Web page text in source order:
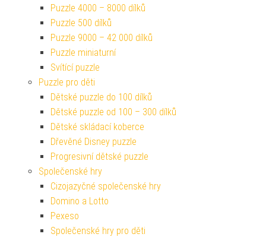
Puzzle 4000 – 8000 dílků
Puzzle 500 dílků
Puzzle 9000 – 42 000 dílků
Puzzle miniaturní
Svítící puzzle
Puzzle pro děti
Dětské puzzle do 100 dílků
Dětské puzzle od 100 – 300 dílků
Dětské skládací koberce
Dřevěné Disney puzzle
Progresivní dětské puzzle
Společenské hry
Cizojazyčné společenské hry
Domino a Lotto
Pexeso
Společenské hry pro děti